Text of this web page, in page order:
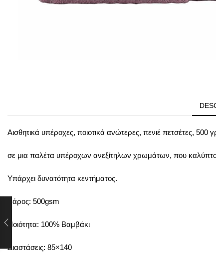
Αισθητικά υπέροχες, ποιοτικά ανώτερες, πενιέ πετσέτες,
σε μια παλέτα υπέροχων ανεξίτηλων χρωμάτων, που
Υπάρχει δυνατότητα κεντήματος.
Βάρος: 500gsm
Ποιότητα: 100% Βαμβάκι
Διαστάσεις: 85×140